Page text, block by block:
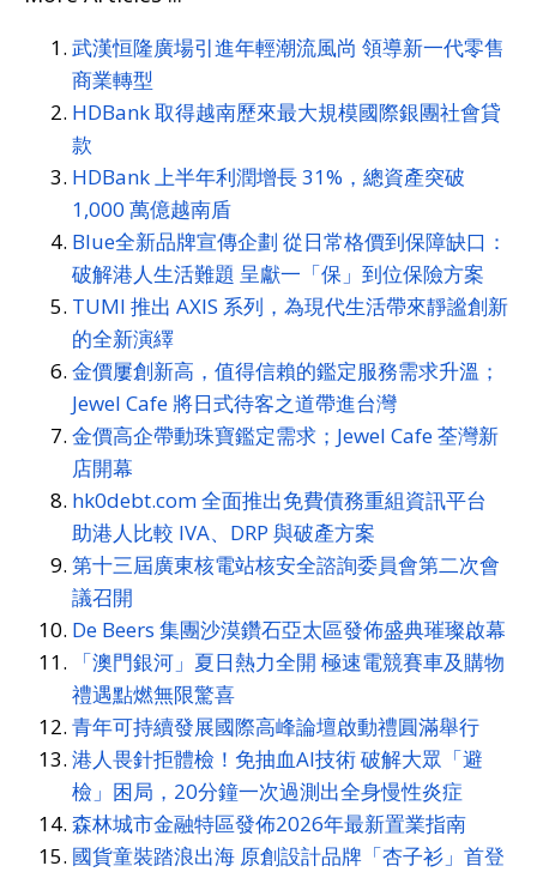
武漢恒隆廣場引進年輕潮流風尚 領導新一代零售
商業轉型
HDBank 取得越南歷來最大規模國際銀團社會貸
款
HDBank 上半年利潤增長 31%，總資產突破
1,000 萬億越南盾
Blue全新品牌宣傳企劃 從日常格價到保障缺口：
破解港人生活難題 呈獻一「保」到位保險方案
TUMI 推出 AXIS 系列，為現代生活帶來靜謐創新
的全新演繹
金價屢創新高，值得信賴的鑑定服務需求升溫；
Jewel Cafe 將日式待客之道帶進台灣
金價高企帶動珠寶鑑定需求；Jewel Cafe 荃灣新
店開幕
hk0debt.com 全面推出免費債務重組資訊平台
助港人比較 IVA、DRP 與破產方案
第十三屆廣東核電站核安全諮詢委員會第二次會
議召開
De Beers 集團沙漠鑽石亞太區發佈盛典璀璨啟幕
「澳門銀河」夏日熱力全開 極速電競賽車及購物
禮遇點燃無限驚喜
青年可持續發展國際高峰論壇啟動禮圓滿舉行
港人畏針拒體檢！免抽血AI技術 破解大眾「避
檢」困局，20分鐘一次過測出全身慢性炎症
森林城市金融特區發佈2026年最新置業指南
國貨童裝踏浪出海 原創設計品牌「杏子衫」首登